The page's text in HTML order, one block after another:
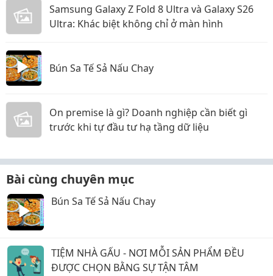
Samsung Galaxy Z Fold 8 Ultra và Galaxy S26
Ultra: Khác biệt không chỉ ở màn hình
Bún Sa Tế Sả Nấu Chay
On premise là gì? Doanh nghiệp cần biết gì
trước khi tự đầu tư hạ tầng dữ liệu
Bài cùng chuyên mục
Bún Sa Tế Sả Nấu Chay
TIỆM NHÀ GẤU - NƠI MỖI SẢN PHẨM ĐỀU
ĐƯỢC CHỌN BẰNG SỰ TẬN TÂM